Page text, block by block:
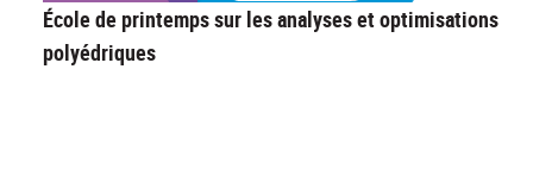
École de printemps sur les analyses et optimisations
polyédriques